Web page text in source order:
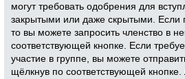
могут требовать одобрения для
закрытыми или даже скрытыми. Если
то вы можете запросить членство в
соответствующей кнопке. Если
участие в группе, вы можете
щёлкнув по соответствующей